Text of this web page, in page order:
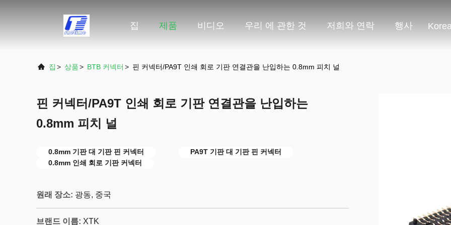
집 제품 비디오 우리 에 관한 것 저희와 연락 행사
집 > 상품> BTB 커넥터 > 핀 커넥터/PA9T 인쇄 회로 기판 연결관을 난입하는 0.8mm 피치 널
핀 커넥터/PA9T 인쇄 회로 기판 연결관을 난입하는
0.8mm 피치 널
0.8mm 기판 대 기판 핀 커넥터
PA9T 기판 대 기판 핀 커넥터
0.8mm 인쇄 회로 기판 커넥터
원래 장소: 광동, 중국
브랜드 이름: XTK